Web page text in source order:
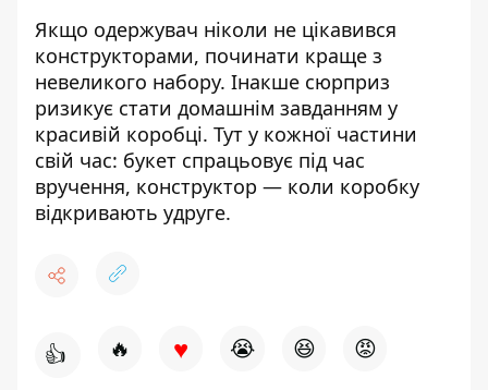
Якщо одержувач ніколи не цікавився
конструкторами, починати краще з
невеликого набору. Інакше сюрприз
ризикує стати домашнім завданням у
красивій коробці. Тут у кожної частини
свій час: букет спрацьовує під час
вручення, конструктор — коли коробку
відкривають удруге.
👍 🔥 ♥ 😭 😆 😡